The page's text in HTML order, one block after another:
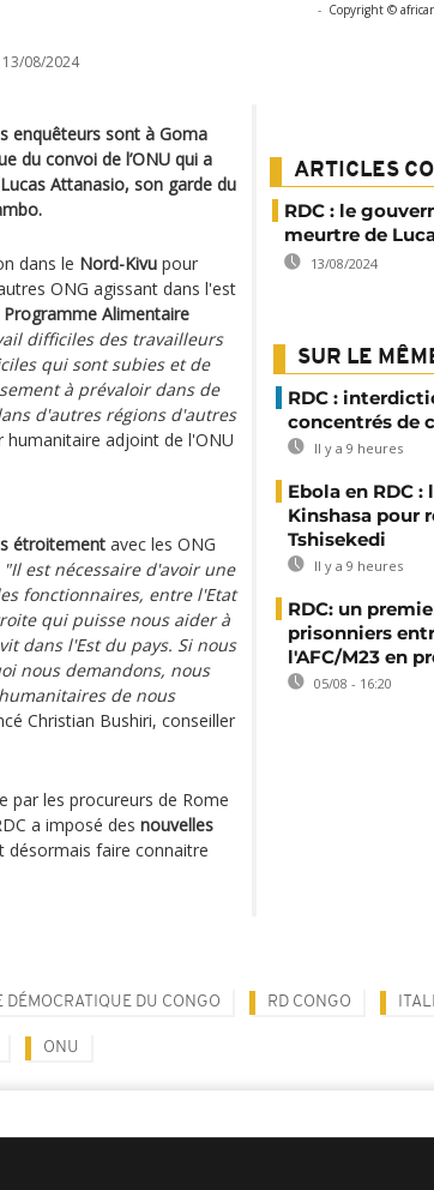
- Copyright ©
13/08/2024
enquêteurs sont à Goma
du convoi de l’ONU qui a
Attanasio, son garde du
dans le Nord-Kivu pour
ONG agissant dans l'est
Programme Alimentaire
difficiles des travailleurs
qui sont subies et de
à prévaloir dans de
d'autres régions d'autres
adjoint de l'ONU
étroitement avec les ONG
"Il est nécessaire d'avoir une
fonctionnaires, entre l'Etat
qui puisse nous aider à
dans l'Est du pays. Si nous
nous demandons, nous
de nous
Christian Bushiri, conseiller
par les procureurs de Rome
a imposé des nouvelles
désormais faire connaitre
ARTICLES
RDC : le
meurtre de
13/08/2024
SUR LE
RDC :
concentrés de
Il y a 9 heures
Ebola en RDC :
Kinshasa pour
Tshisekedi
Il y a 9 heures
RDC: un
prisonniers
l'AFC/M23 en
05/08 - 16:20
DÉMOCRATIQUE DU CONGO RD CONGO
ONU